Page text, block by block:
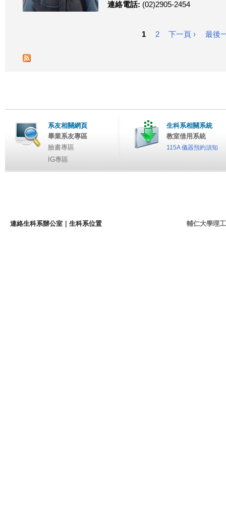
連絡電話: (02)2905-2454
面
1 2 下一頁 › 最後
系友相關網頁
畢業系友專區
臉書專區
IG專區
生科系相關系統
教室借用系統
115A 儀器預約須知
連絡生科系辦公室 生科系位置 輔仁大學理